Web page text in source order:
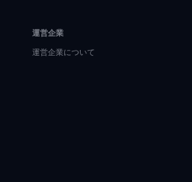
運営企業
運営企業について